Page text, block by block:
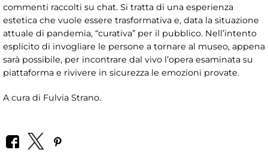
commenti raccolti su chat. Si tratta di una esperienza
estetica che vuole essere trasformativa e, data la situazione
attuale di pandemia, “curativa” per il pubblico. Nell’intento
esplicito di invogliare le persone a tornare al museo, appena
sarà possibile, per incontrare dal vivo l’opera esaminata su
piattaforma e rivivere in sicurezza le emozioni provate.
A cura di Fulvia Strano.